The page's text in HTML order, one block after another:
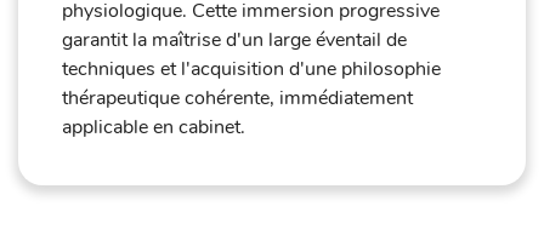
physiologique. Cette immersion progressive
garantit la maîtrise d'un large éventail de
techniques et l'acquisition d'une philosophie
thérapeutique cohérente, immédiatement
applicable en cabinet.